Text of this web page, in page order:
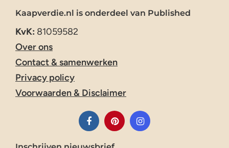
Kaapverdie.nl is onderdeel van Published
KvK: 81059582
Over ons
Contact & samenwerken
Privacy policy
Voorwaarden & Disclaimer